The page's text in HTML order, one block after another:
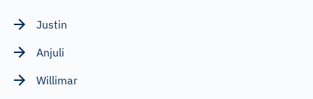
Justin
Anjuli
Willimar